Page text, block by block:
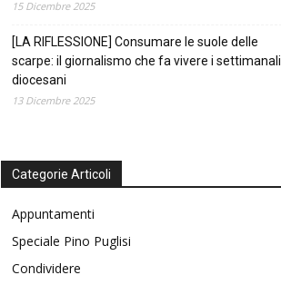
15 Dicembre 2025
[LA RIFLESSIONE] Consumare le suole delle
scarpe: il giornalismo che fa vivere i settimanali
diocesani
13 Dicembre 2025
Categorie Articoli
Appuntamenti
Speciale Pino Puglisi
Condividere